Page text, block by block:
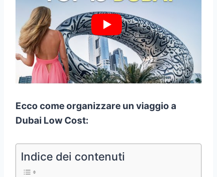
Ecco come organizzare un viaggio a
Dubai Low Cost:
Indice dei contenuti